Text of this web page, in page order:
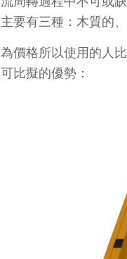
有三種：木質的
價格所以使用的人比
擬的優勢：